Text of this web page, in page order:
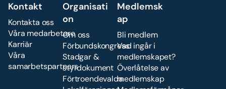
Kontakt
Kontakta oss
Våra medarbetare
Karriär
Våra
samarbetspartners
Organisati
on
Om oss
Förbundskongress
Stadgar &
styrdokument
Förtroendevalda
Medlemsk
ap
Bli medlem
Vad ingår i
medlemskapet?
Överlåtelse av
medlemskap